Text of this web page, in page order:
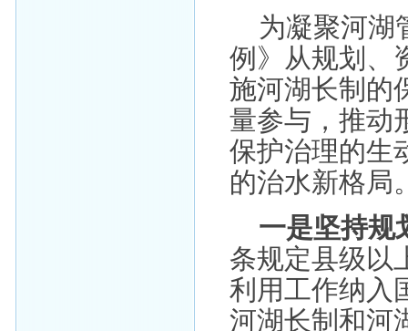
为凝聚河湖
例》从规划、
施河湖长制的
量参与，推动
保护治理的生
的治水新格局
一是坚持规
条规定县级以
利用工作纳入
河湖长制和河